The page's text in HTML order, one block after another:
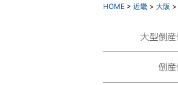
HOME > 近畿 > 大阪 >